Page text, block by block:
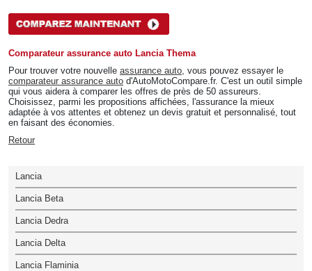
Comparateur assurance auto Lancia Thema
Pour trouver votre nouvelle assurance auto, vous pouvez essayer le
comparateur assurance auto d'AutoMotoCompare.fr. C'est un outil simple
qui vous aidera à comparer les offres de près de 50 assureurs.
Choisissez, parmi les propositions affichées, l'assurance la mieux
adaptée à vos attentes et obtenez un devis gratuit et personnalisé, tout
en faisant des économies.
Retour
Lancia
Lancia Beta
Lancia Dedra
Lancia Delta
Lancia Flaminia